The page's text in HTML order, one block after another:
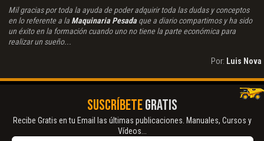
Mil gracias por toda la ayuda de poder adquirir toda las dudas y conceptos
en lo referente a la Maquinaria Pesadaque a diario compartimos y ha sido
un éxito en la formación cuando uno no tiene la parte económica para
realizar un sueño...
Por: Luis Nova
SUSCRÍBETEGRATIS
Recibe Gratis en tu Email las últimas publicaciones. Manuales, Cursos y
Vídeos...